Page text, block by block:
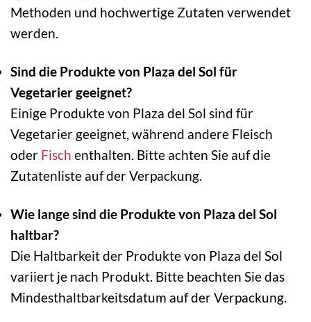
Methoden und hochwertige Zutaten verwendet
werden.
Sind die Produkte von Plaza del Sol für
Vegetarier geeignet?
Einige Produkte von Plaza del Sol sind für
Vegetarier geeignet, während andere Fleisch
oder Fisch enthalten. Bitte achten Sie auf die
Zutatenliste auf der Verpackung.
Wie lange sind die Produkte von Plaza del Sol
haltbar?
Die Haltbarkeit der Produkte von Plaza del Sol
variiert je nach Produkt. Bitte beachten Sie das
Mindesthaltbarkeitsdatum auf der Verpackung.